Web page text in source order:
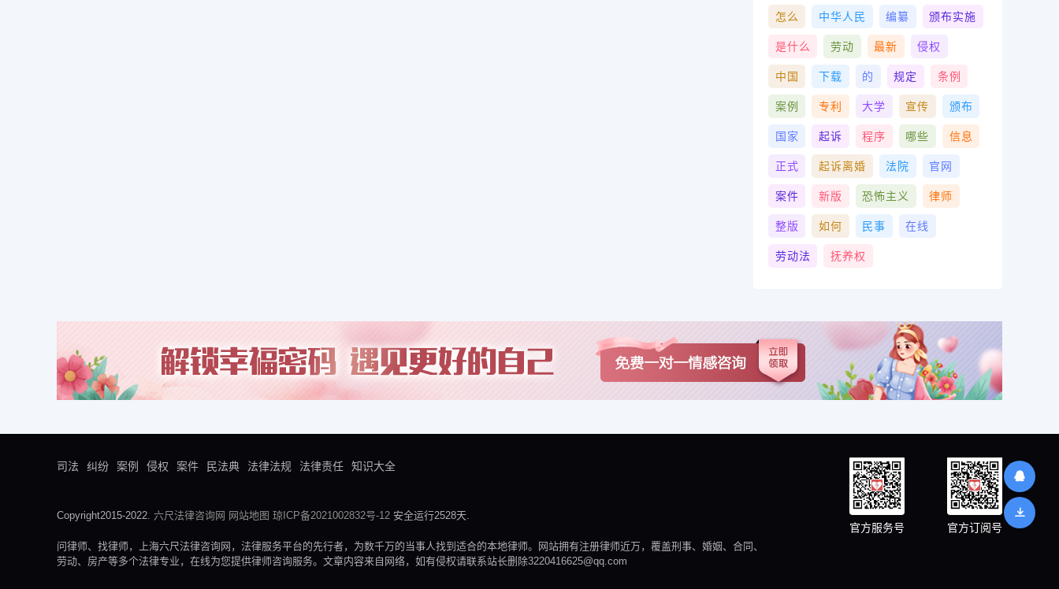
怎么 中华人民 编纂 颁布实施
是什么 劳动 最新 侵权
中国 下载 的 规定 条例
案例 专利 大学 宣传 颁布
国家 起诉 程序 哪些 信息
正式 起诉离婚 法院 官网
案件 新版 恐怖主义 律师
整版 如何 民事 在线
劳动法 抚养权
官方服务号 官方订阅号
司法 纠纷 案例 侵权 案件 民法典 法律法规 法律责任 知识大全
Copyright2015-2022. 六尺法律咨询网 网站地图 琼ICP备2021002832号-12 安全运行2528天.
问律师、找律师，上海六尺法律咨询网，法律服务平台的先行者，为数千万的当事人找到适合的本地律师。网站拥有注册律师近万，覆盖刑事、婚姻、合同、
劳动、房产等多个法律专业，在线为您提供律师咨询服务。文章内容来自网络，如有侵权请联系站长删除3220416625@qq.com